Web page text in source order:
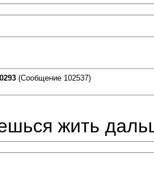
(Сообщение 102537)
жить